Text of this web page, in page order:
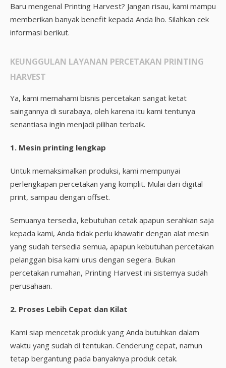
Baru mengenal Printing Harvest? Jangan risau, kami mampu
memberikan banyak benefit kepada Anda lho. Silahkan cek
informasi berikut.
KEUNGGULAN LAYANAN PERCETAKAN PRINTING
HARVEST
Ya, kami memahami bisnis percetakan sangat ketat
saingannya di surabaya, oleh karena itu kami tentunya
senantiasa ingin menjadi pilihan terbaik.
1. Mesin printing lengkap
Untuk memaksimalkan produksi, kami mempunyai
perlengkapan percetakan yang komplit. Mulai dari digital
print, sampau dengan offset.
Semuanya tersedia, kebutuhan cetak apapun serahkan saja
kepada kami, Anda tidak perlu khawatir dengan alat mesin
yang sudah tersedia semua, apapun kebutuhan percetakan
pelanggan bisa kami urus dengan segera. Bukan
percetakan rumahan, Printing Harvest ini sistemya sudah
perusahaan.
2. Proses Lebih Cepat dan Kilat
Kami siap mencetak produk yang Anda butuhkan dalam
waktu yang sudah di tentukan. Cenderung cepat, namun
tetap bergantung pada banyaknya produk cetak.